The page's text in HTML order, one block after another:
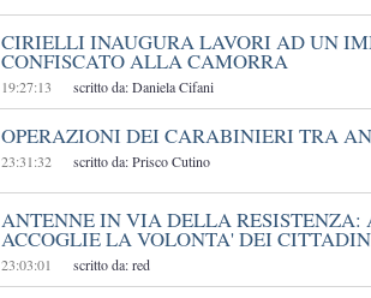
CIRIELLI INAUGURA LAVORI AD UN
CONFISCATO ALLA CAMORRA
19:27:13 scritto da: Daniela Cifani
OPERAZIONI DEI CARABINIERI TRA
23:31:32 scritto da: Prisco Cutino
ANTENNE IN VIA DELLA RESISTENZA:
ACCOGLIE LA VOLONTA' DEI
23:03:01 scritto da: red